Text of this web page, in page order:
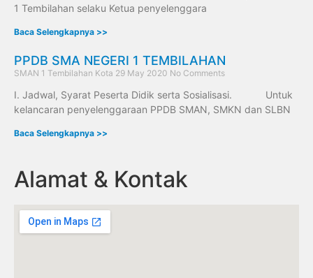
1 Tembilahan selaku Ketua penyelenggara
Baca Selengkapnya >>
PPDB SMA NEGERI 1 TEMBILAHAN
SMAN 1 Tembilahan Kota 29 May 2020 No Comments
I. Jadwal, Syarat Peserta Didik serta Sosialisasi. Untuk
kelancaran penyelenggaraan PPDB SMAN, SMKN dan SLBN
Baca Selengkapnya >>
Alamat & Kontak